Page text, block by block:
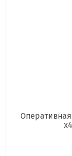
Оперативная